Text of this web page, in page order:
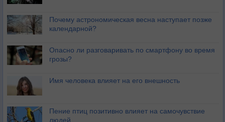
Почему астрономическая весна наступает позже
календарной?
Опасно ли разговаривать по смартфону во время
грозы?
Имя человека влияет на его внешность
Пение птиц позитивно влияет на самочувствие
людей